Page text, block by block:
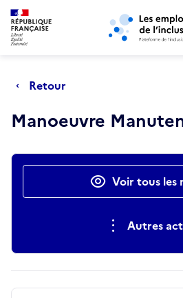
Aller au menu principal Aller au
Retour
Manoeuvre
Actions rapidesVoir tous les
Autres
Retour au début de la page
Panneau de gestion des cookies